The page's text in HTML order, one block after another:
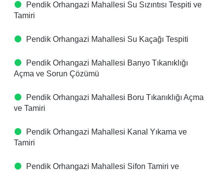
Pendik Orhangazi Mahallesi Su Sızıntısı Tespiti ve
Tamiri
Pendik Orhangazi Mahallesi Su Kaçağı Tespiti
Pendik Orhangazi Mahallesi Banyo Tıkanıklığı
Açma ve Sorun Çözümü
Pendik Orhangazi Mahallesi Boru Tıkanıklığı Açma
ve Tamiri
Pendik Orhangazi Mahallesi Kanal Yıkama ve
Tamiri
Pendik Orhangazi Mahallesi Sifon Tamiri ve